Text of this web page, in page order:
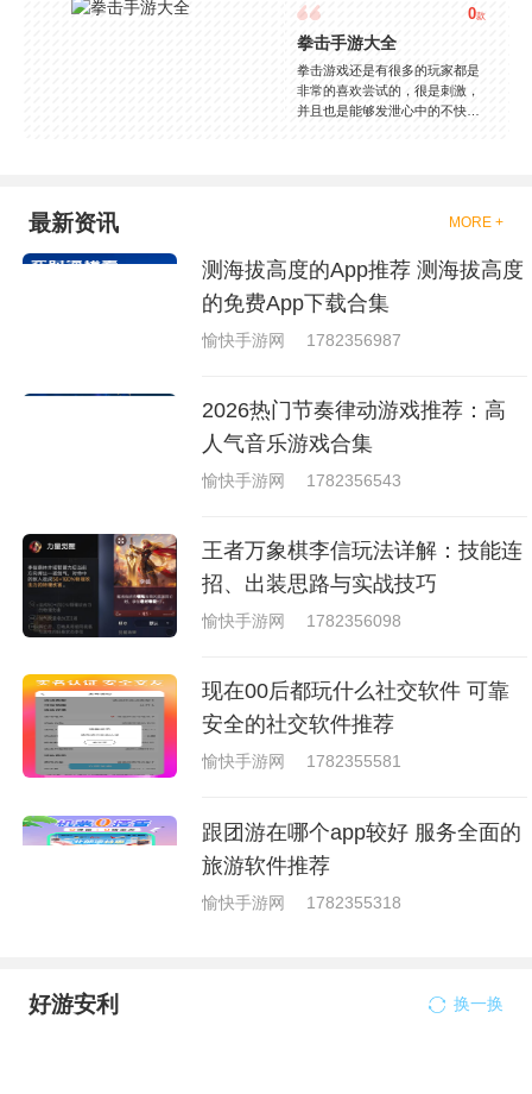
0款
拳击手游大全
拳击游戏还是有很多的玩家都是
非常的喜欢尝试的，很是刺激，
并且也是能够发泄心中的不快
够去进行体验的，我们也是能够
就是收集了一些有意思的拳击游
戏，相信你们一定会喜欢的。
最新资讯 MORE +
测海拔高度的App推荐 测海拔高度
的免费App下载合集
愉快手游网 1782356987
2026热门节奏律动游戏推荐：高
人气音乐游戏合集
愉快手游网 1782356543
王者万象棋李信玩法详解：技能连
招、出装思路与实战技巧
愉快手游网 1782356098
现在00后都玩什么社交软件 可靠
安全的社交软件推荐
愉快手游网 1782355581
跟团游在哪个app较好 服务全面的
旅游软件推荐
愉快手游网 1782355318
好游安利 换一换